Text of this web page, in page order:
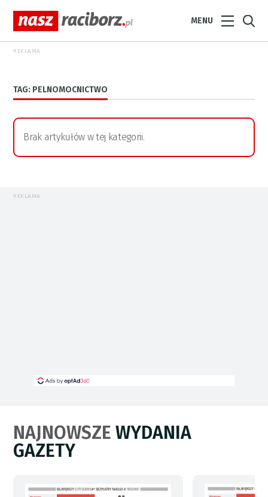
MENU
REKLAMA
TAG: PELNOMOCNICTWO
Brak artykułów w tej kategorii.
REKLAMA
NAJNOWSZEWYDANIA
GAZETY